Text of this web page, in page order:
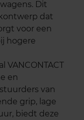
Dit
dat
voor een
hogere
en
van
grip, lage
biedt deze